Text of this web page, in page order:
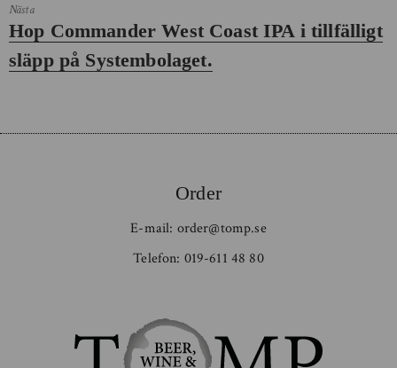
Nästa
Nästa
inlägg:
Hop Commander West Coast IPA i tillfälligt
släpp på Systembolaget.
Order
E-mail: order@tomp.se
Telefon: 019-611 48 80